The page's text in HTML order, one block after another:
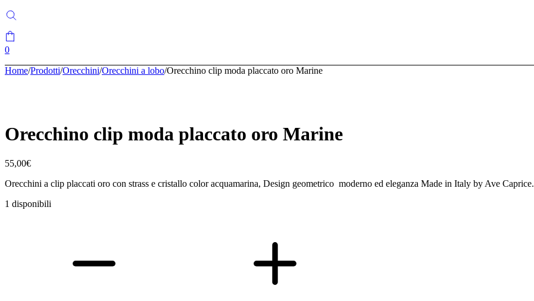
0
Home/Prodotti/Orecchini/Orecchini a lobo/Orecchino clip moda placcato oro Marine
Orecchino clip moda placcato oro Marine
55,00€
Orecchini a clip placcati oro con strass e cristallo color acquamarina, Design geometrico moderno ed eleganza Made in Italy by Ave Caprice.
1 disponibili